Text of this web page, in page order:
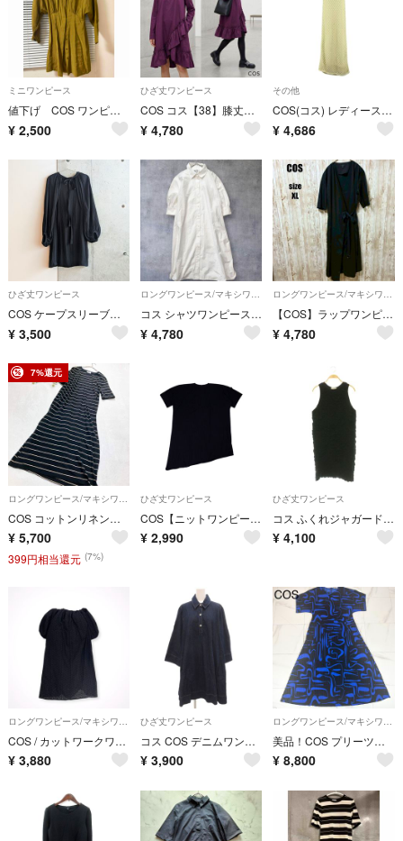
ミニワンピース
値下げ COS ワンピース 長袖 ミニワンピ
¥ 2,500
ひざ丈ワンピース
COS コス【38】膝丈ワンピース 赤紫 アシンメトリー 2way 万能 フリル
¥ 4,780
その他
COS(コス) レディース ワンピース その他ワンピース
¥ 4,686
ひざ丈ワンピース
COS ケープスリーブ膝丈ワンピース ボレロ ブラック
¥ 3,500
ロングワンピース/マキシワンピース
コス シャツワンピース ロング丈 コットン 半袖 白（12）大きいサイズ
¥ 4,780
ロングワンピース/マキシワンピース
【COS】ラップワンピース ブラック 半袖 XL シンプル きれいめカジュアル
¥ 4,780
7%還元
COS コットンリネンマキシＴシャツワンピース ボーダー ブラック Ｍ 半袖
¥ 5,700
399円相当還元 (7%)
ひざ丈ワンピース
COS【ニットワンピース】
¥ 2,990
ひざ丈ワンピース
コス ふくれジャガード ノースリーブワンピース 膝丈 EUR L ブラック
¥ 4,100
ロングワンピース/マキシワンピース
COS / カットワークワンピース SIZE:36
¥ 3,880
ひざ丈ワンピース
コス COS デニムワンピース 36 長袖 ひざ丈 インディゴブルー 襟付き
¥ 3,900
ロングワンピース/マキシワンピース
美品！COS プリーツ ロングワンピース マキシ丈 総柄 ブルー ブラック 希少
¥ 8,800